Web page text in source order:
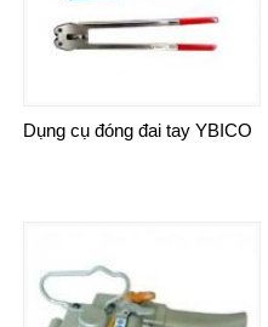
Dụng cụ đóng đai tay YBICO